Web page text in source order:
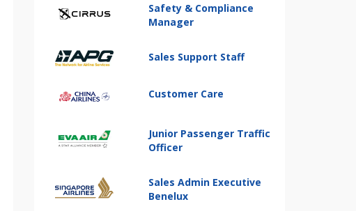
Safety & Compliance
Manager
Sales Support Staff
Customer Care
Junior Passenger Traffic
Officer
Sales Admin Executive
Benelux